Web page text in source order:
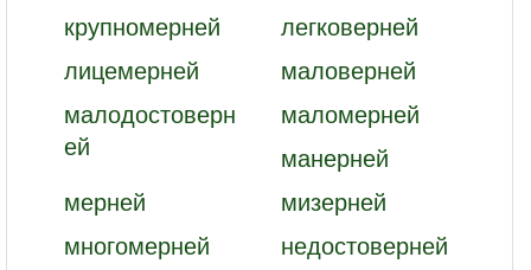
крупномерней
легковерней
лицемерней
маловерней
малодостоверн
ей
маломерней
манерней
мерней
мизерней
многомерней
недостоверней